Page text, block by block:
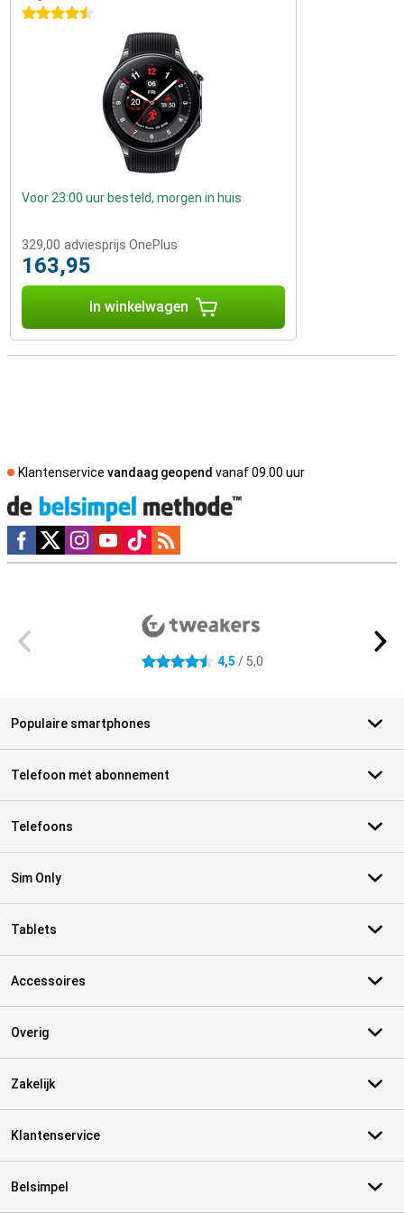
4.5 sterren
Voor 23:00 uur besteld, morgen in huis
329,00 adviesprijs OnePlus
163,95
In winkelwagen
Klantenservice vandaag geopend vanaf 09.00 uur
Social media
4.5 sterren 4,5 / 5,0
Populaire smartphones
Telefoon met abonnement
Telefoons
Sim Only
Tablets
Accessoires
Overig
Zakelijk
Klantenservice
Belsimpel